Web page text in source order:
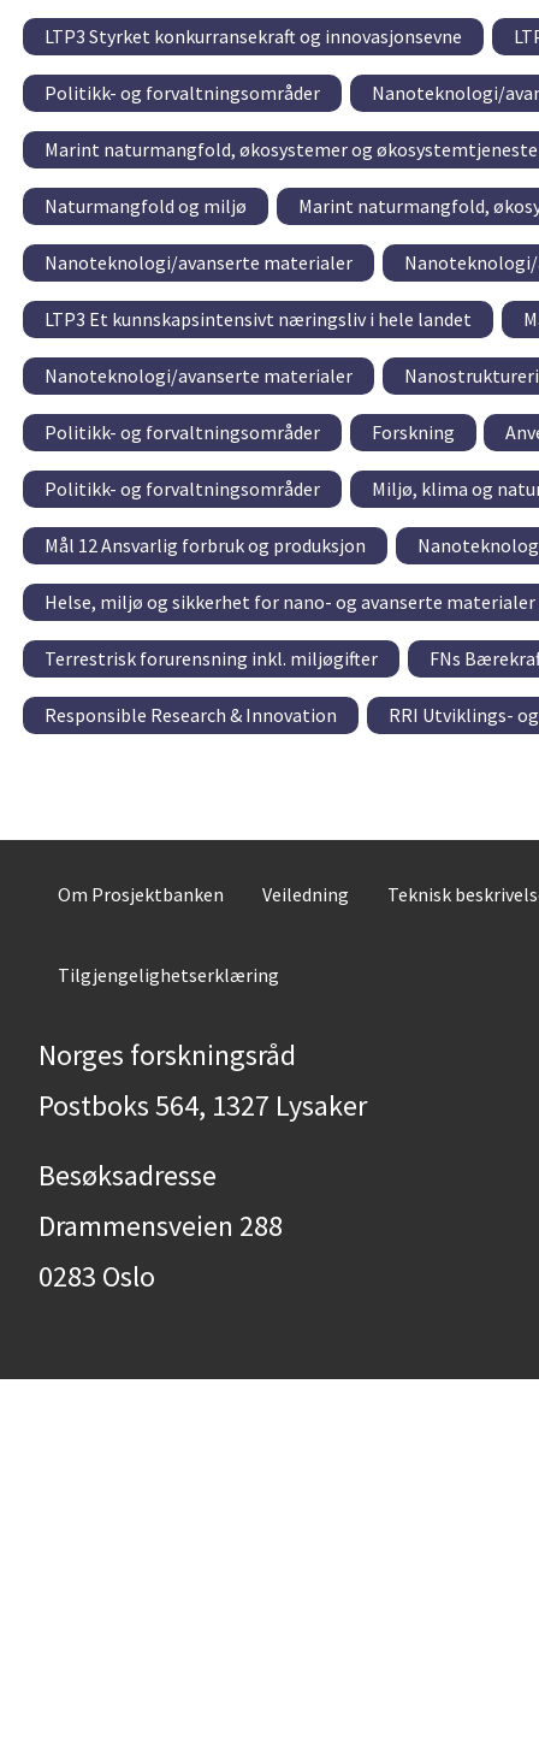
LTP3 Styrket konkurransekraft og innovasjonsevne
Politikk- og forvaltningsområder Nanoteknologi/
Marint naturmangfold, økosystemer og
Naturmangfold og miljø Marint naturmangfold,
Nanoteknologi/avanserte materialer
LTP3 Et kunnskapsintensivt næringsliv i hele landet
Nanoteknologi/avanserte materialer
Politikk- og forvaltningsområder Forskning
Politikk- og forvaltningsområder Miljø, klima og
Mål 12 Ansvarlig forbruk og produksjon
Helse, miljø og sikkerhet for nano- og avanserte materialer
Terrestrisk forurensning inkl. miljøgifter FNs
Responsible Research & Innovation RRI Utviklings-
Om Prosjektbanken Veiledning Teknisk
Tilgjengelighetserklæring
Norges forskningsråd
Postboks 564, 1327 Lysaker
Besøksadresse
Drammensveien 288
0283 Oslo